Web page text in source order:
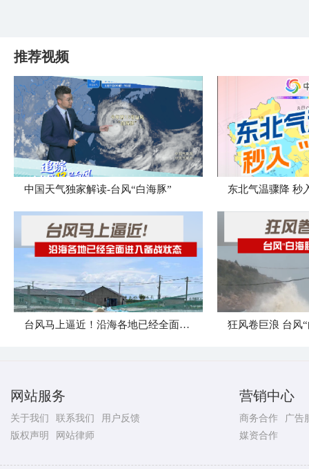
推荐视频
中国天气独家解读-台风“白海豚” 东北气温骤降 秒
台风马上逼近！沿海各地已经全面进入备战状态
网站服务
关于我们 联系我们
用户反馈
版权声明
网站律师
营销中心
商务合作
广告
媒资合作